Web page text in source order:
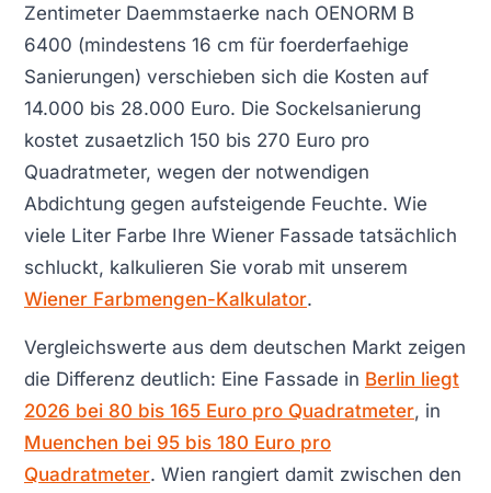
Zentimeter Daemmstaerke nach OENORM B
6400 (mindestens 16 cm für foerderfaehige
Sanierungen) verschieben sich die Kosten auf
14.000 bis 28.000 Euro. Die Sockelsanierung
kostet zusaetzlich 150 bis 270 Euro pro
Quadratmeter, wegen der notwendigen
Abdichtung gegen aufsteigende Feuchte. Wie
viele Liter Farbe Ihre Wiener Fassade tatsächlich
schluckt, kalkulieren Sie vorab mit unserem
Wiener Farbmengen-Kalkulator.
Vergleichswerte aus dem deutschen Markt zeigen
die Differenz deutlich: Eine Fassade in Berlin liegt
2026 bei 80 bis 165 Euro pro Quadratmeter, in
Muenchen bei 95 bis 180 Euro pro
Quadratmeter. Wien rangiert damit zwischen den